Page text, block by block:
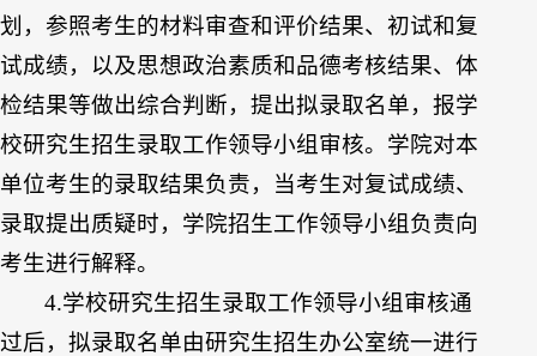
划，参照考生的材料审查和评价结果、初试和复
试成绩，以及思想政治素质和品德考核结果、体
检结果等做出综合判断，提出拟录取名单，报学
校研究生招生录取工作领导小组审核。学院对本
单位考生的录取结果负责，当考生对复试成绩、
录取提出质疑时，学院招生工作领导小组负责向
考生进行解释。
4.学校研究生招生录取工作领导小组审核通
过后，拟录取名单由研究生招生办公室统一进行